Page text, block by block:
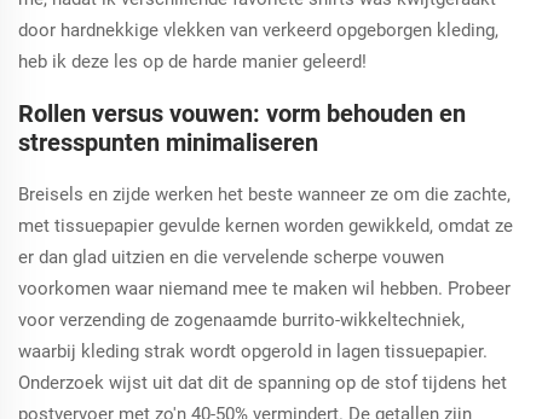
door hardnekkige vlekken van verkeerd opgeborgen kleding,
heb ik deze les op de harde manier geleerd!
Rollen versus vouwen: vorm behouden en
stresspunten minimaliseren
Breisels en zijde werken het beste wanneer ze om die zachte,
met tissuepapier gevulde kernen worden gewikkeld, omdat ze
er dan glad uitzien en die vervelende scherpe vouwen
voorkomen waar niemand mee te maken wil hebben. Probeer
voor verzending de zogenaamde burrito-wikkeltechniek,
waarbij kleding strak wordt opgerold in lagen tissuepapier.
Onderzoek wijst uit dat dit de spanning op de stof tijdens het
postvervoer met zo'n 40-50% vermindert. De getallen zijn